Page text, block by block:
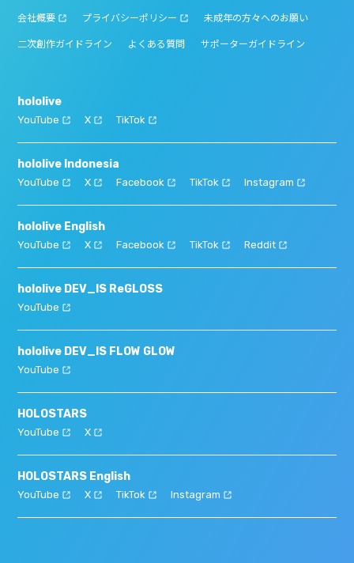
会社概要 プライバシーポリシー 未成年の方々へのお願い
二次創作ガイドライン よくある質問 サポーターガイドライン
hololive
YouTube X TikTok
hololive Indonesia
YouTube X Facebook TikTok Instagram
hololive English
YouTube X Facebook TikTok Reddit
hololive DEV_IS ReGLOSS
YouTube
hololive DEV_IS FLOW GLOW
YouTube
HOLOSTARS
YouTube X
HOLOSTARS English
YouTube X TikTok Instagram